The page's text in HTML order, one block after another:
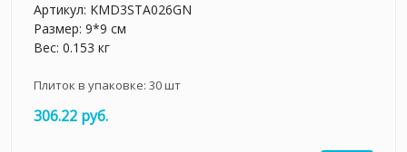
Артикул: KMD3STA026GN
Размер: 9*9 см
Вес: 0.153 кг
Плиток в упаковке: 30шт
306.22 руб.